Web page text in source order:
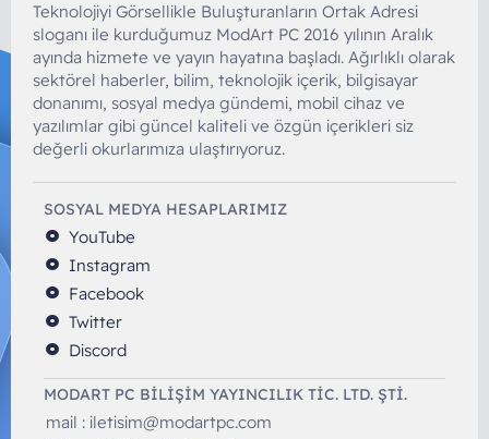
Teknolojiyi Görsellikle Buluşturanların Ortak Adresi
sloganı ile kurduğumuz ModArt PC 2016 yılının Aralık
ayında hizmete ve yayın hayatına başladı. Ağırlıklı olarak
sektörel haberler, bilim, teknolojik içerik, bilgisayar
donanımı, sosyal medya gündemi, mobil cihaz ve
yazılımlar gibi güncel kaliteli ve özgün içerikleri siz
değerli okurlarımıza ulaştırıyoruz.
SOSYAL MEDYA HESAPLARIMIZ
YouTube
Instagram
Facebook
Twitter
Discord
MODART PC BILIŞIM YAYINCILIK TİC. LTD. ŞTİ.
mail : iletisim@modartpc.com